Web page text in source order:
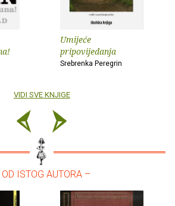
Umijeće
pripovijedanja
Srebrenka Peregrin
VIDI SVE KNJIGE
ISTOG AUTORA –